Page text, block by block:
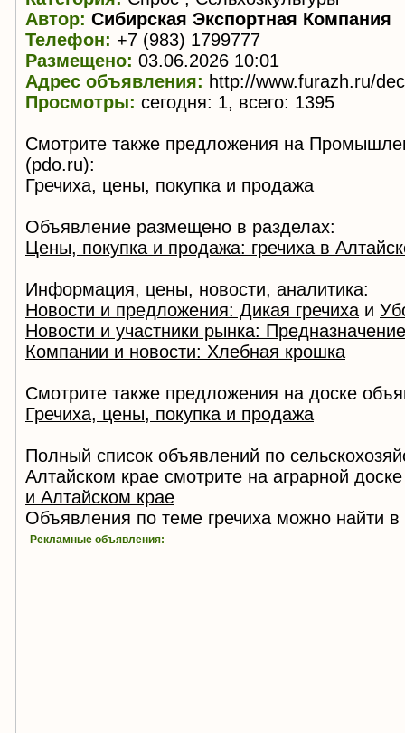
Автор: Сибирская Экспортная Компания
Телефон: +7 (983) 1799777
Размещено: 03.06.2026 10:01
Адрес объявления: http://www.furazh.ru/
Просмотры: сегодня: 1, всего: 1395
Смотрите также предложения на
(pdo.ru):
Гречиха, цены, покупка и продажа
Объявление размещено в разделах:
Цены, покупка и продажа: гречиха в
Информация, цены, новости, аналитика:
Новости и предложения: Дикая гречиха и
Новости и участники рынка:
Компании и новости: Хлебная крошка
Смотрите также предложения на доске
Гречиха, цены, покупка и продажа
Полный список объявлений по
Алтайском крае смотрите на аграрной
и Алтайском крае
Объявления по теме гречиха можно найти
Рекламные объявления: